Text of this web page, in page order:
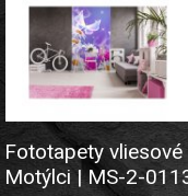
Fototapety
Motýlci | MS-2-